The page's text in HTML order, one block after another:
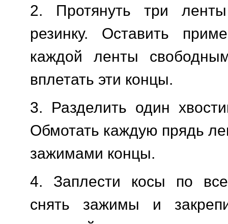
2. Протянуть три
резинку. Оставить
каждой ленты
вплетать эти концы.
3. Разделить один
Обмотать каждую прядь
зажимами концы.
4. Заплести косы по
снять зажимы и